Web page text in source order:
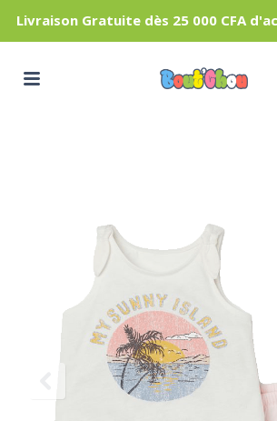
Livraison Gratuite dès 25 000 CFA